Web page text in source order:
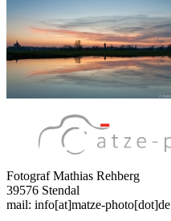
Fotograf Mathias Rehberg
39576 Stendal
mail: info[at]matze-photo[dot]de